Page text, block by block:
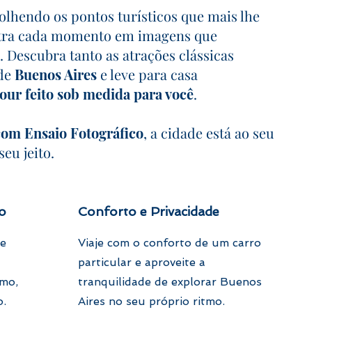
os pontos turísticos que mais lhe
cada momento em imagens que
tanto as atrações clássicas
Buenos Airese leve para casa
feito sob medida para você.
Ensaio Fotográfico, a cidade está ao seu
jeito.
Conforto e Privacidade
Viaje com o conforto de um carro
particular e aproveite a
tranquilidade de explorar Buenos
Aires no seu próprio ritmo.